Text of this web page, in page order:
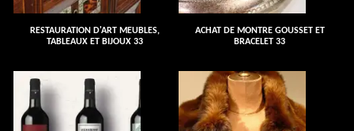
RESTAURATION D'ART MEUBLES,
TABLEAUX ET BIJOUX 33
ACHAT DE MONTRE GOUSSET ET
BRACELET 33